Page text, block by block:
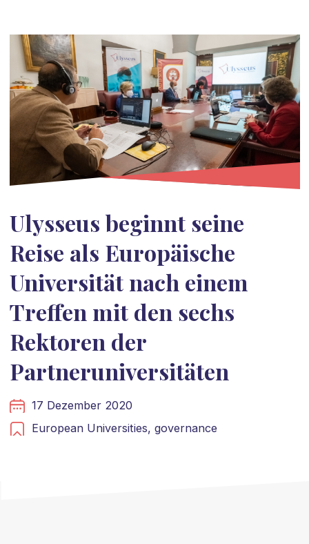
Ulysseus beginnt seine
Reise als Europäische
Universität nach einem
Treffen mit den sechs
Rektoren der
Partneruniversitäten
17 Dezember 2020
European Universities, governance